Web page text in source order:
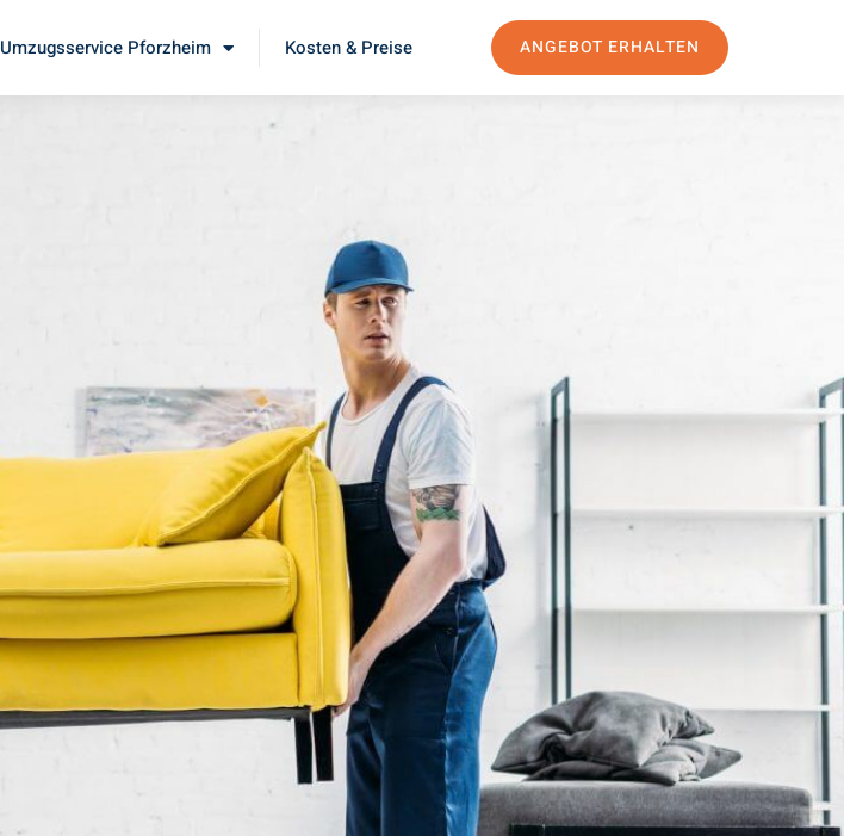
Umzugsservice Pforzheim Kosten & Preise ANGEBOT ERHALTEN